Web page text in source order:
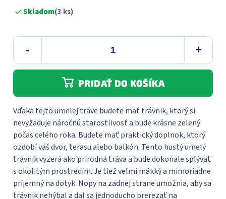
Jednotková
cena:Skladom(3 ks)
PRIDAŤ DO KOŠÍKA
Vďaka tejto umelej tráve budete mať trávnik, ktorý si
nevyžaduje náročnú starostlivosť a bude krásne zelený
počas celého roka. Budete mať praktický doplnok, ktorý
ozdobí váš dvor, terasu alebo balkón. Tento hustý umelý
trávnik vyzerá ako prírodná tráva a bude dokonale splývať
s okolitým prostredím. Je tiež veľmi mäkký a mimoriadne
príjemný na dotyk. Nopy na zadnej strane umožnia, aby sa
trávnik nehýbal a dal sa jednoducho prerezať na